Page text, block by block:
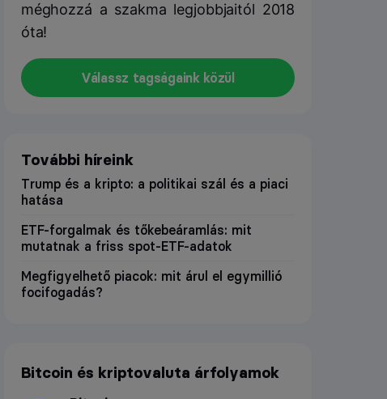
méghozzá a szakma legjobbjaitól 2018
óta!
Válassz tagságaink közül
További híreink
Trump és a kripto: a politikai szál és a piaci
hatása
ETF-forgalmak és tőkebeáramlás: mit
mutatnak a friss spot-ETF-adatok
Megfigyelhető piacok: mit árul el egymillió
focifogadás?
Bitcoin és kriptovaluta árfolyamok